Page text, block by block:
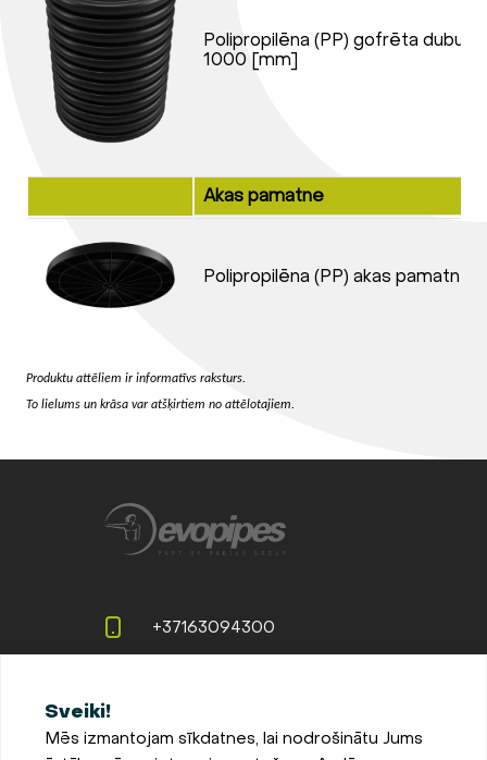
Polipropilēna (PP) gofrēta
1000 [mm]
Akas pamatne
Polipropilēna (PP) akas
Produktu attēliem ir informatīvs raksturs.
To lielums un krāsa var atšķirtiem no attēlotajiem.
Sveiki!
Mēs izmantojam sīkdatnes, lai nodrošinātu Jums
+37163094300
LV-3002, Latvija